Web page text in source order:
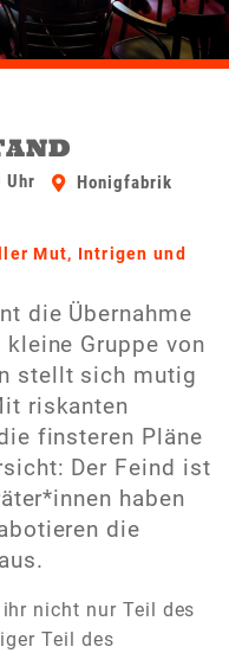
Uhr
Honigfabrik
Mut, Intrigen und
die Übernahme
Gruppe von
stellt sich mutig
riskanten
finsteren Pläne
Der Feind ist
haben
die
nicht nur Teil des
Teil des